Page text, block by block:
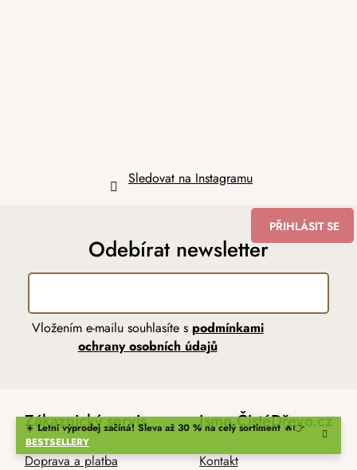
☀️Letní výprodej začíná! Sleva až 30 % na celý sortiment 🔥👉
BESTSELLERY
Sledovat na Instagramu
Odebírat newsletter
Vložením e-mailu souhlasíte s podmínkami
ochrany osobních údajů
PŘIHLÁSIT SE
Zákaznický servis
Doprava a platba
Jsme ČistéDřevo.cz
Kontakt